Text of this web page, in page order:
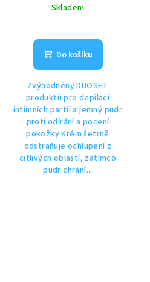
Skladem
hodnocení
produktu
z
5
hvězdiček.
Do košíku
Zvýhodněný DUOSET
produktů pro depilaci
intimních partií a jemný pudr
proti odírání a pocení
pokožky Krém šetrně
odstraňuje ochlupení z
citlivých oblastí, zatímco
pudr chrání...